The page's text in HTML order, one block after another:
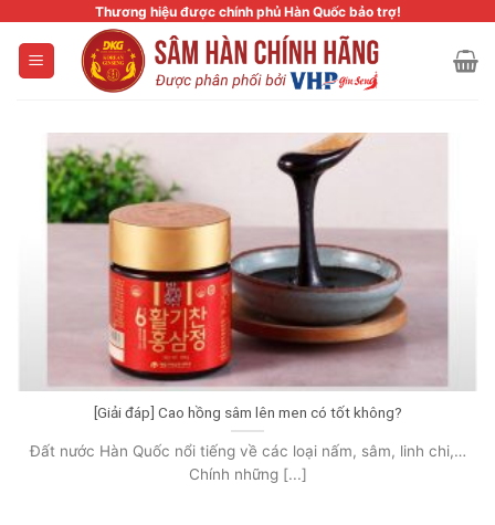
content
Thương hiệu được chính phủ Hàn Quốc bảo trợ!
[Giải đáp] Cao hồng sâm lên men có tốt không?
Đất nước Hàn Quốc nổi tiếng về các loại nấm, sâm, linh chi,…
Chính những [...]